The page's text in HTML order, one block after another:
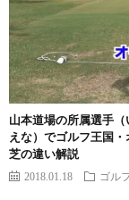
山本道場の所属選手
えな）でゴルフ王国
芝の違い解説
2018.01.18 ゴル